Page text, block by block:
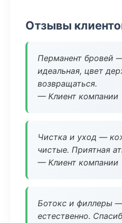
Отзывы
Перманент бровей
идеальная, цвет
возвращаться.
— Клиент компании
Чистка и уход —
чистые. Приятная
— Клиент компании
Ботокс и филлеры
естественно.